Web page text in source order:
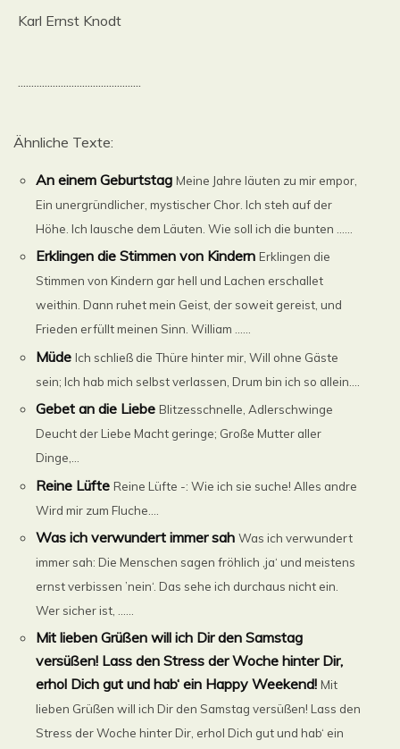
Karl Ernst Knodt
..............................................
Ähnliche Texte:
An einem Geburtstag Meine Jahre läuten zu mir empor,
Ein unergründlicher, mystischer Chor. Ich steh auf der
Höhe. Ich lausche dem Läuten. Wie soll ich die bunten ......
Erklingen die Stimmen von Kindern Erklingen die
Stimmen von Kindern gar hell und Lachen erschallet
weithin. Dann ruhet mein Geist, der soweit gereist, und
Frieden erfüllt meinen Sinn. William ......
Müde Ich schließ die Thüre hinter mir, Will ohne Gäste
sein; Ich hab mich selbst verlassen, Drum bin ich so allein....
Gebet an die Liebe Blitzesschnelle, Adlerschwinge
Deucht der Liebe Macht geringe; Große Mutter aller
Dinge,...
Reine Lüfte Reine Lüfte -: Wie ich sie suche! Alles andre
Wird mir zum Fluche....
Was ich verwundert immer sah Was ich verwundert
immer sah: Die Menschen sagen fröhlich ‚ja‘ und meistens
ernst verbissen ’nein‘. Das sehe ich durchaus nicht ein.
Wer sicher ist, ......
Mit lieben Grüßen will ich Dir den Samstag
versüßen! Lass den Stress der Woche hinter Dir,
erhol Dich gut und hab‘ ein Happy Weekend! Mit
lieben Grüßen will ich Dir den Samstag versüßen! Lass den
Stress der Woche hinter Dir, erhol Dich gut und hab‘ ein